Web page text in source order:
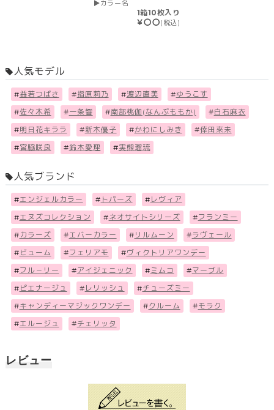
カラー名
1箱10枚入り
￥〇〇(税込)
人気モデル
#益若つばさ #指原莉乃 #渡辺直美 #ゆうこす
#佐々木希 #一条響 #南部桃伽(なんぶももか) #白石麻衣
#明日花キララ #新木優子 #かわにしみき #倖田來未
#宮脇咲良 #鈴木愛理 #実熊瑠琉
人気ブランド
#エンジェルカラー # トパーズ # レヴィア
#エヌズコレクション #ネオサイトシリーズ #フランミー
# カラーズ #エバーカラー # リルムーン #ラヴェール
# ビューム #フェリアモ #ヴィクトリアワンデー
#フル－リー #アイジェニック # ミムコ #マーブル
# ピエナージュ # レリッシュ #チューズミー
#キャンディーマジックワンデー #クルーム #モラク
#エルージュ #チェリッタ
レビュー